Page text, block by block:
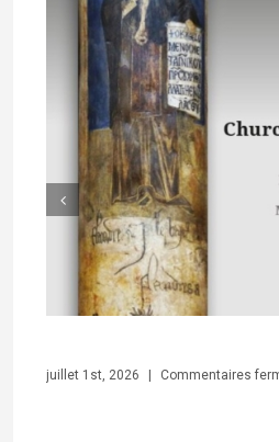
juillet 1st, 2026 | Commentaires ferméssur